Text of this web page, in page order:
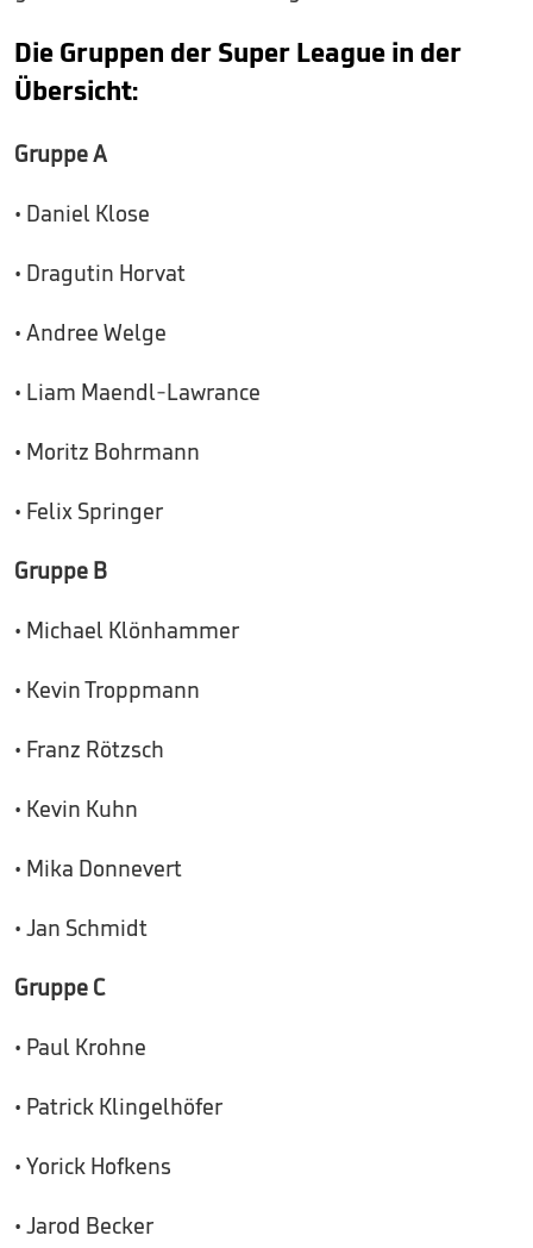
Die Gruppen der Super League in der
Übersicht:
Gruppe A
• Daniel Klose
• Dragutin Horvat
• Andree Welge
• Liam Maendl-Lawrance
• Moritz Bohrmann
• Felix Springer
Gruppe B
• Michael Klönhammer
• Kevin Troppmann
• Franz Rötzsch
• Kevin Kuhn
• Mika Donnevert
• Jan Schmidt
Gruppe C
• Paul Krohne
• Patrick Klingelhöfer
• Yorick Hofkens
• Jarod Becker